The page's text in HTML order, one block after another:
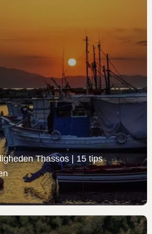
Thassos | 15 tips